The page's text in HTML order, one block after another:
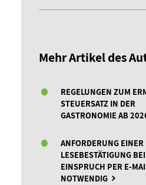
Mehr Artikel des
REGELUNGEN ZUM
TEUERSATZ IN DER G
ASTRONOMIE AB 2026
ANFORDERUNG EINER
LESEBESTÄTIGUNG BEI
EINSPRUCH PER E-
NOTWENDIG